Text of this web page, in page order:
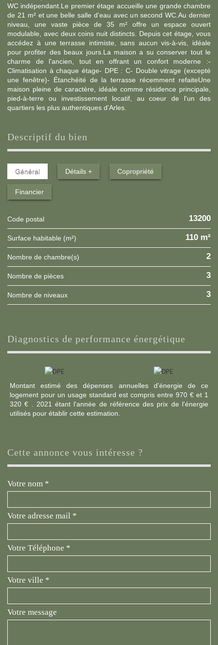
WC indépendant.Le premier étage accueille une grande chambre
de 21 m² et une belle salle d'eau avec un second WC.Au dernier
niveau, une vaste pièce de 35 m² offre un espace ouvert
modulable, avec deux coins nuit distincts. Depuis cet étage, vous
accédez à une terrasse intimiste, sans aucun vis-à-vis, idéale
pour profiter des beaux jours.La maison a su conserver tout le
charme de l'ancien, tout en offrant un confort moderne :-
Climatisation à chaque étage- DPE : C- Double vitrage (excepté
une fenêtre)- Étanchéité de la terrasse récemment refaiteUne
maison pleine de caractère, idéale comme résidence principale,
pied-à-terre ou investissement locatif, au coeur de l'un des
quartiers les plus authentiques d'Arles.
descriptif du bien
Général Détails + Copropriété
Financier
Code postal 13200
Surface habitable (m²) 110 m²
Nombre de chambre(s) 2
Nombre de pièces 3
Nombre de niveaux 3
diagnostics de performance énergétique
Montant estimé des dépenses annuelles d'énergie de ce
logement pour un usage standard est compris entre 970 € et 1
320 € . 2021 étant l'année de référence des prix de l'énergie
utilisés pour établir cette estimation.
cette annonce vous intéresse ?
Votre nom *
Votre adresse mail *
Votre Téléphone *
Votre ville *
Votre message